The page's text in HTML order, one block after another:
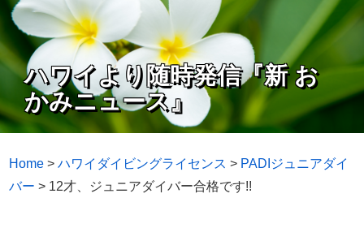
ハワイより随時発信『新 お
かみニュース』
Home >ハワイダイビングライセンス > PADIジュニアダイ
バー > 12才、ジュニアダイバー合格です!!